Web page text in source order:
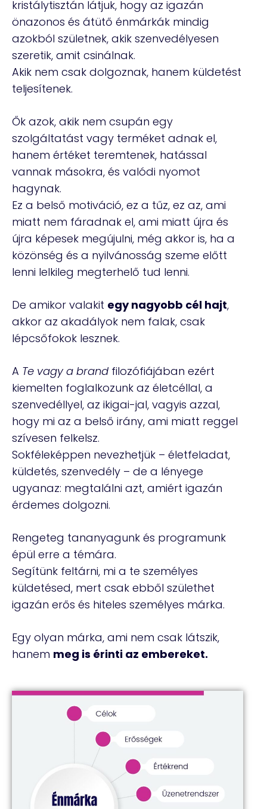
kristálytisztán látjuk, hogy az igazán
önazonos és átütő énmárkák mindig
azokból születnek, akik szenvedélyesen
szeretik, amit csinálnak.
Akik nem csak dolgoznak, hanem küldetést
teljesítenek.
Ők azok, akik nem csupán egy
szolgáltatást vagy terméket adnak el,
hanem értéket teremtenek, hatással
vannak másokra, és valódi nyomot
hagynak.
Ez a belső motiváció, ez a tűz, ez az, ami
miatt nem fáradnak el, ami miatt újra és
újra képesek megújulni, még akkor is, ha a
közönség és a nyilvánosság szeme előtt
lenni lelkileg megterhelő tud lenni.
De amikor valakit egy nagyobb cél hajt,
akkor az akadályok nem falak, csak
lépcsőfokok lesznek.
A Te vagy a brand filozófiájában ezért
kiemelten foglalkozunk az életcéllal, a
szenvedéllyel, az ikigai-jal, vagyis azzal,
hogy mi az a belső irány, ami miatt reggel
szívesen felkelsz.
Sokféleképpen nevezhetjük – életfeladat,
küldetés, szenvedély – de a lényege
ugyanaz: megtalálni azt, amiért igazán
érdemes dolgozni.
Rengeteg tananyagunk és programunk
épül erre a témára.
Segítünk feltárni, mi a te személyes
küldetésed, mert csak ebből születhet
igazán erős és hiteles személyes márka.
Egy olyan márka, ami nem csak látszik,
hanem meg is érinti az embereket.